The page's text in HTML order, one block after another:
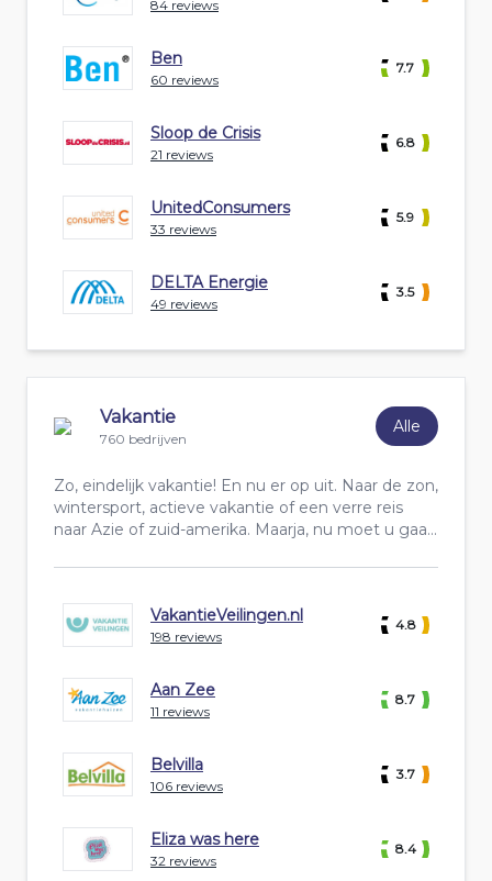
84 reviews
Ben
60 reviews
7.7
Sloop de Crisis
21 reviews
6.8
UnitedConsumers
33 reviews
5.9
DELTA Energie
49 reviews
3.5
Vakantie
760 bedrijven
Alle
Zo, eindelijk vakantie! En nu er op uit. Naar de zon,
wintersport, actieve vakantie of een verre reis
naar Azie of zuid-amerika. Maarja, nu moet u gaa...
VakantieVeilingen.nl
198 reviews
4.8
Aan Zee
11 reviews
8.7
Belvilla
106 reviews
3.7
Eliza was here
32 reviews
8.4